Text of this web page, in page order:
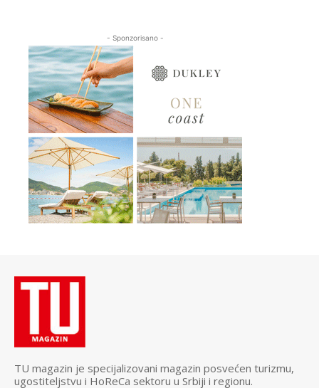
- Sponzorisano -
TU magazin je specijalizovani magazin posvećen turizmu,
ugostiteljstvu i HoReCa sektoru u Srbiji i regionu.